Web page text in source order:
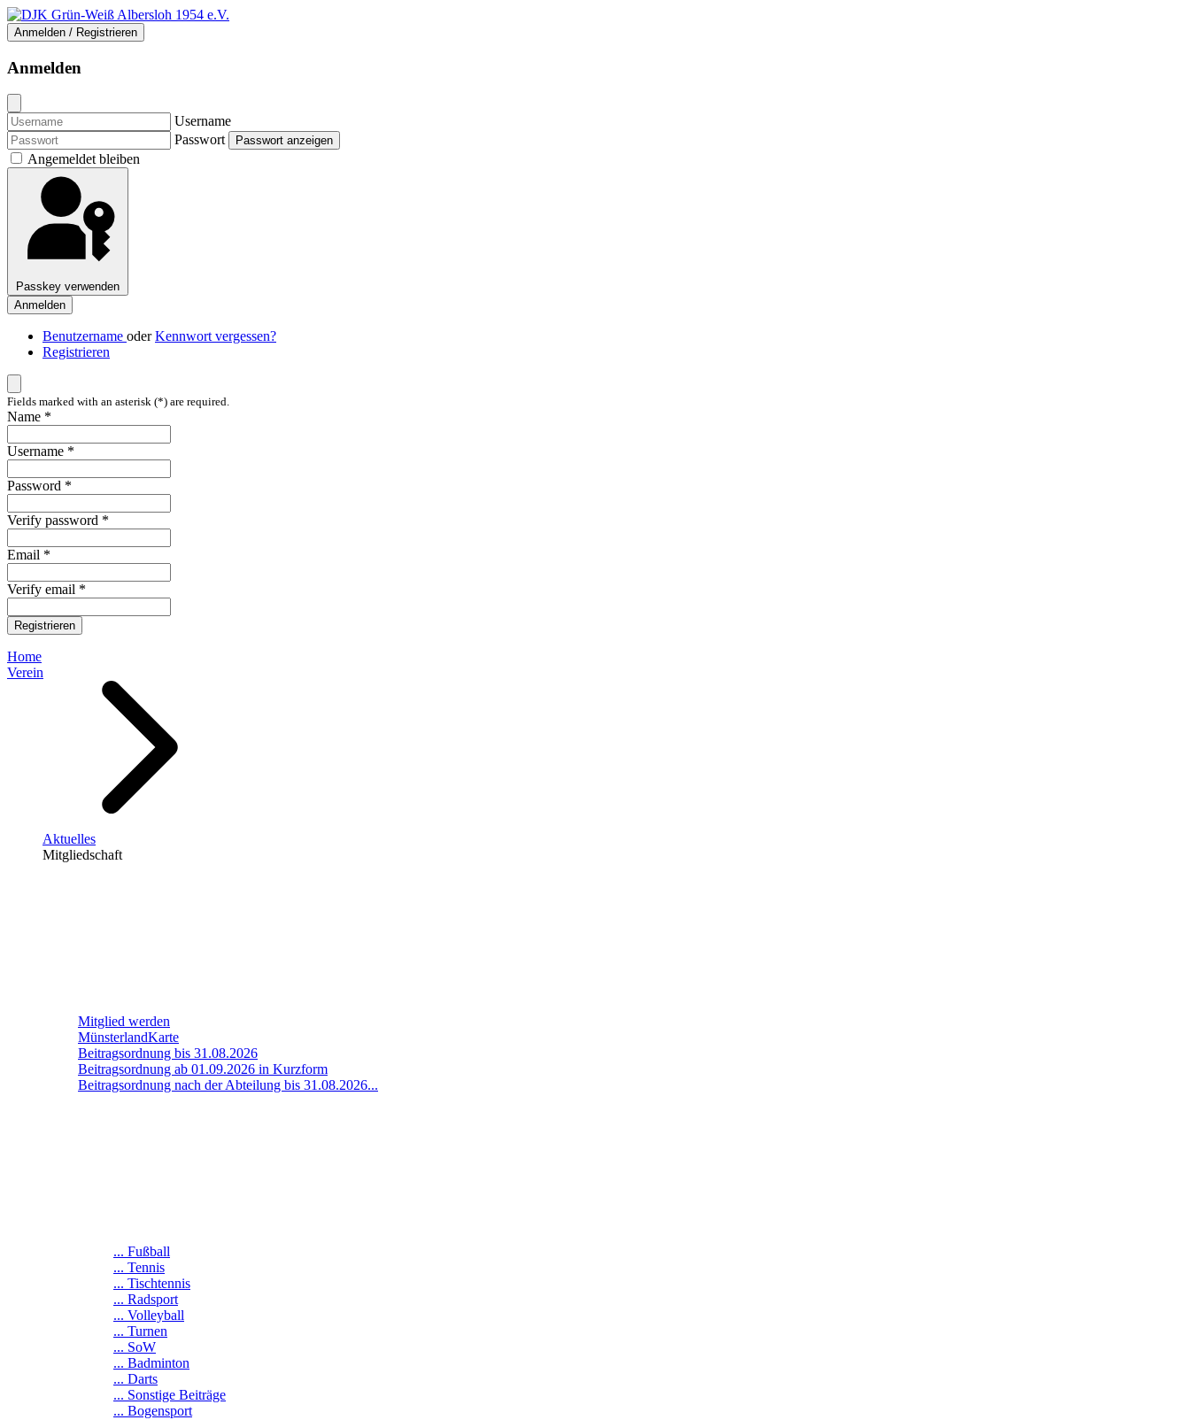
Anmelden / Registrieren
Anmelden
Username
Passwort
Passwort anzeigen
Angemeldet bleiben
Passkey verwenden
Anmelden
Benutzername oderKennwort vergessen?
Registrieren
Fields marked with an asterisk (*) are required.
Name *
Username *
Password *
Verify password *
Email *
Verify email *
Registrieren
Home
Verein
Aktuelles
Mitgliedschaft
Mitglied werden
MünsterlandKarte
Beitragsordnung bis 31.08.2026
Beitragsordnung ab 01.09.2026 in Kurzform
Beitragsordnung nach der Abteilung bis 31.08.2026...
... Fußball
... Tennis
... Tischtennis
... Radsport
... Volleyball
... Turnen
... SoW
... Badminton
... Darts
... Sonstige Beiträge
... Bogensport